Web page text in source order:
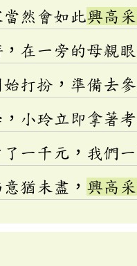
然會如此興高
，在一旁的母親
打扮，準備去
小玲立即拿著考
一千元，我們
猶未盡， 興高